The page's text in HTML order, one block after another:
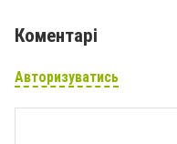
Коментарі
Авторизуватись